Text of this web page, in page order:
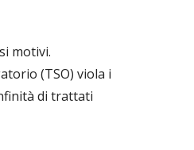
motivi.
(TSO) viola i
di trattati